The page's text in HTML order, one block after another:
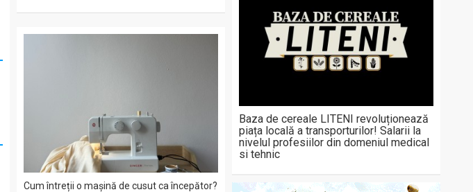
Cum întreții o mașină de cusut ca începător?
Baza de cereale LITENI revoluționează
piața locală a transporturilor! Salarii la
nivelul profesiilor din domeniul medical
si tehnic